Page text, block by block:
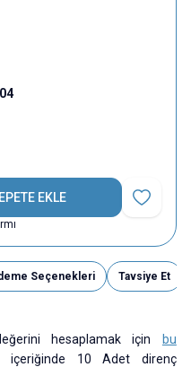
EKLE
Favoriye
Seçenekleri Tavsiye Et
hesaplamak için
bu
içeriğinde 10 Adet direnç